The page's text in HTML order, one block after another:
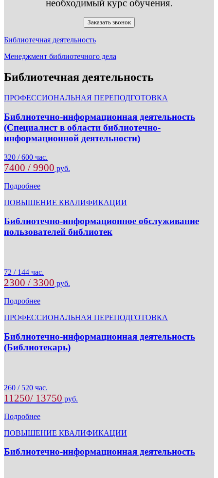
необходимый курс обучения.
Заказать звонок
Библиотечная деятельность
Менеджмент библиотечного дела
Библиотечная деятельность
ПРОФЕССИОНАЛЬНАЯ ПЕРЕПОДГОТОВКА
Библиотечно-информационная деятельность
(Специалист в области библиотечно-
информационной деятельности)
320 / 600 час.
7400 / 9900 руб.
Подробнее
ПОВЫШЕНИЕ КВАЛИФИКАЦИИ
Библиотечно-информационное обслуживание
пользователей библиотек
72 / 144 час.
2300 / 3300 руб.
Подробнее
ПРОФЕССИОНАЛЬНАЯ ПЕРЕПОДГОТОВКА
Библиотечно-информационная деятельность
(Библиотекарь)
260 / 520 час.
11250/ 13750 руб.
Подробнее
ПОВЫШЕНИЕ КВАЛИФИКАЦИИ
Библиотечно-информационная деятельность